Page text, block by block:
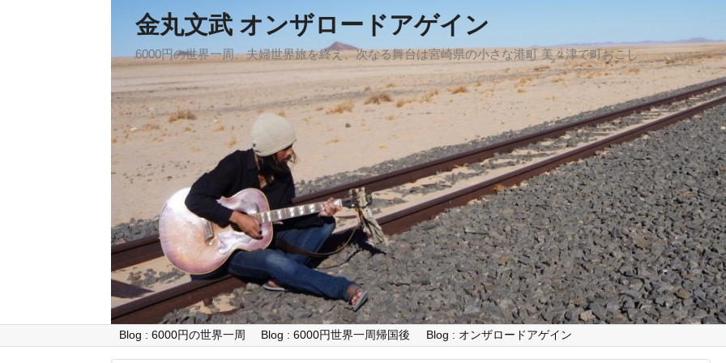
金丸文武 オンザロードアゲイン
6000円の世界一周、夫婦世界旅を終え、次なる舞台は宮崎県の小さな港町 美々津で町おこし
Blog : 6000円の世界一周 Blog : 6000円世界一周帰国後 Blog : オンザロードアゲイン